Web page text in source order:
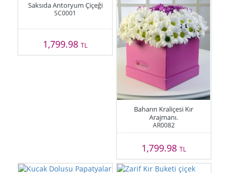
Saksıda Antoryum Çiçeği
SC0001
1,799.98TL
Baharın Kraliçesi Kır
Arajmanı.
AR0082
1,799.98 TL